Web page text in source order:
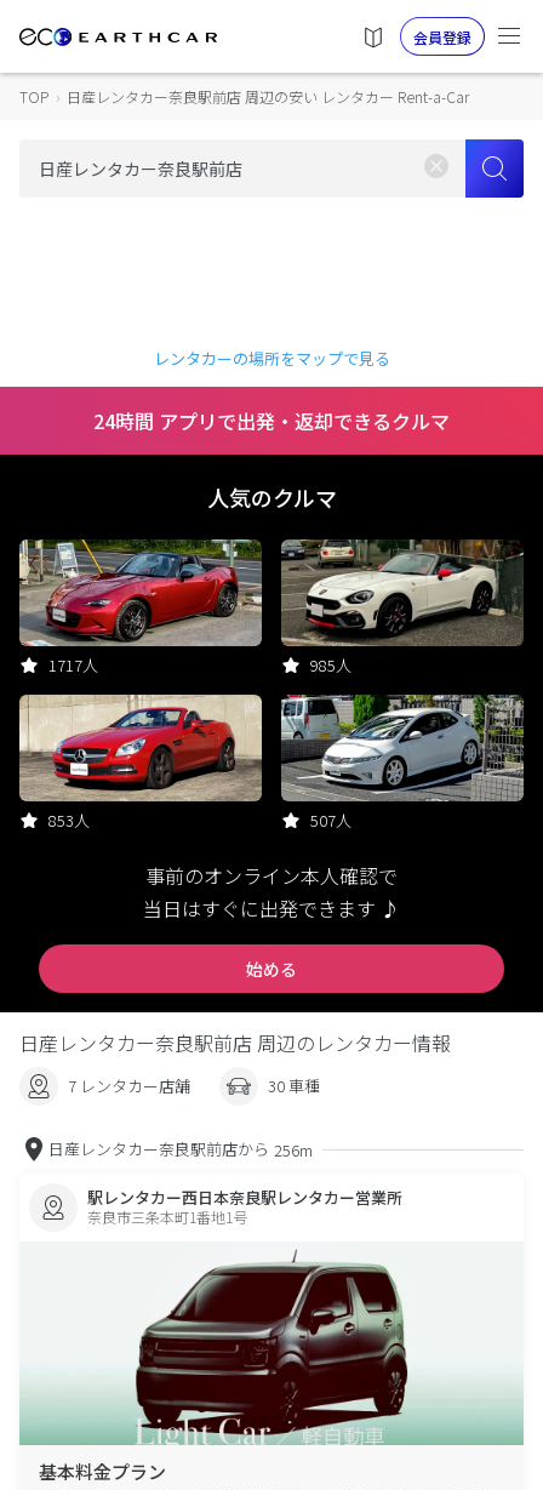
会員登録
TOP › 日産レンタカー奈良駅前店 周辺の安い レンタカー Rent-a-Car
レンタカーの場所をマップで見る
24時間 アプリで出発・返却できるクルマ
人気のクルマ
1717人 985人
853人 507人
事前のオンライン本人確認で
当日はすぐに出発できます ♪
始める
日産レンタカー奈良駅前店 周辺のレンタカー情報
7 レンタカー店舗 30 車種
日産レンタカー奈良駅前店から 256m
駅レンタカー西日本奈良駅レンタカー営業所
奈良市三条本町1番地1号
基本料金プラン